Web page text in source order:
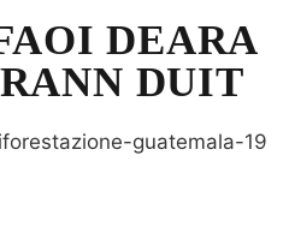
DEARA
DUIT